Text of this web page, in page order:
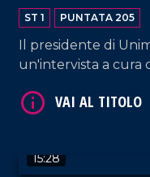
ST 1 PUNTATA 205
Il presidente di
un'intervista a cura
15:28
VAI AL TITOLO